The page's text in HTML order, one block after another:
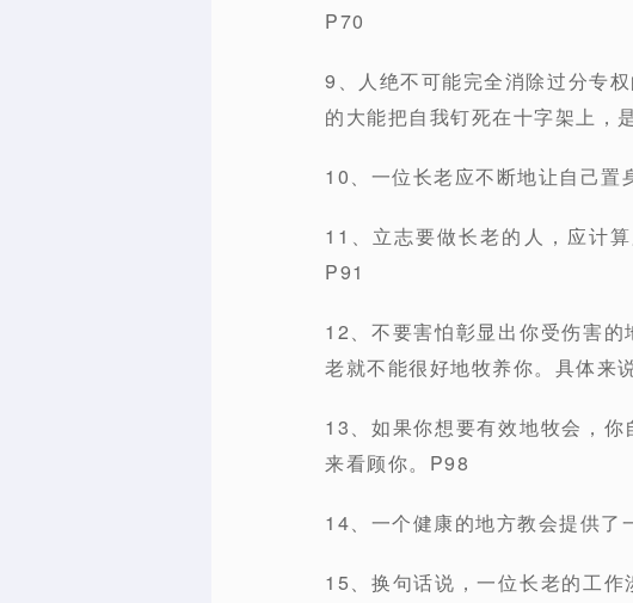
P70
9、人绝不可能完全消除过分专
的大能把自我钉死在十字架上，
10、一位长老应不断地让自己
11、立志要做长老的人，应计
P91
12、不要害怕彰显出你受伤害
老就不能很好地牧养你。具体来
13、如果你想要有效地牧会，
来看顾你。P98
14、一个健康的地方教会提供
15、换句话说，一位长老的工